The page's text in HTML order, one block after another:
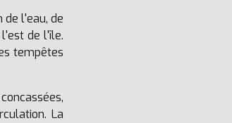
de l'eau, de
de l'île.
tempêtes
La